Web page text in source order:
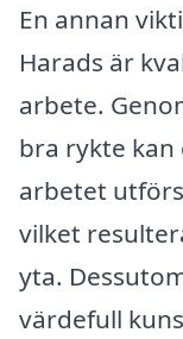
En annan
Harads är
arbete.
bra rykte
arbetet
vilket
yta.
värdefull